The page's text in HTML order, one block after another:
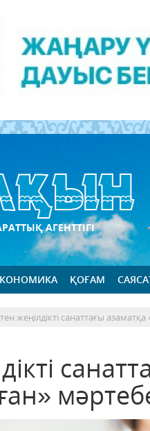
АГЕНТТІГІ
ҚОҒАМ
жеңілдікті санаттағы